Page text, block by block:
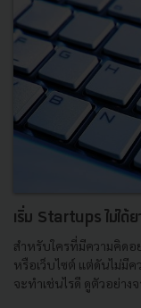
เริ่ม Startups ไม่ได้
สำหรับใครที่มีความคิดอ
หรือเว็บไซต์ แต่ดันไม่มี
จะทำเช่นไรดี ดูตัวอย่างจ